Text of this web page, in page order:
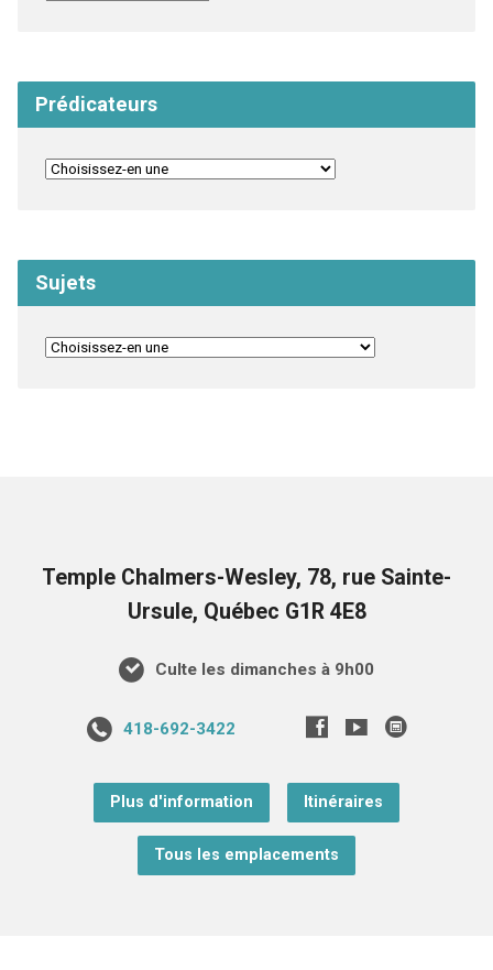
Prédicateurs
Sujets
Temple Chalmers-Wesley, 78, rue Sainte-
Ursule, Québec G1R 4E8
Culte les dimanches à 9h00
418-692-3422
Plus d'information Itinéraires
Tous les emplacements